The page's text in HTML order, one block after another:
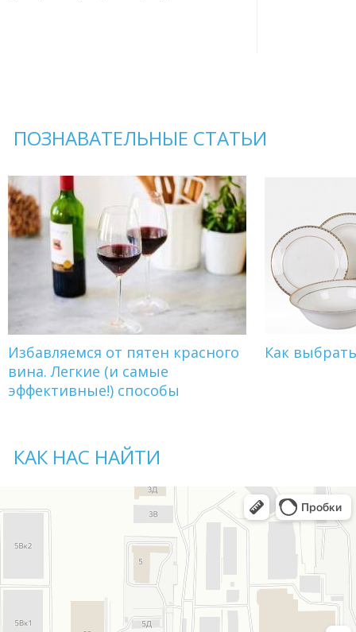
ПОЗНАВАТЕЛЬНЫЕ СТАТЬИ
Избавляемся от пятен красного
вина. Легкие (и самые
эффективные!) способы
Как
КАК НАС НАЙТИ